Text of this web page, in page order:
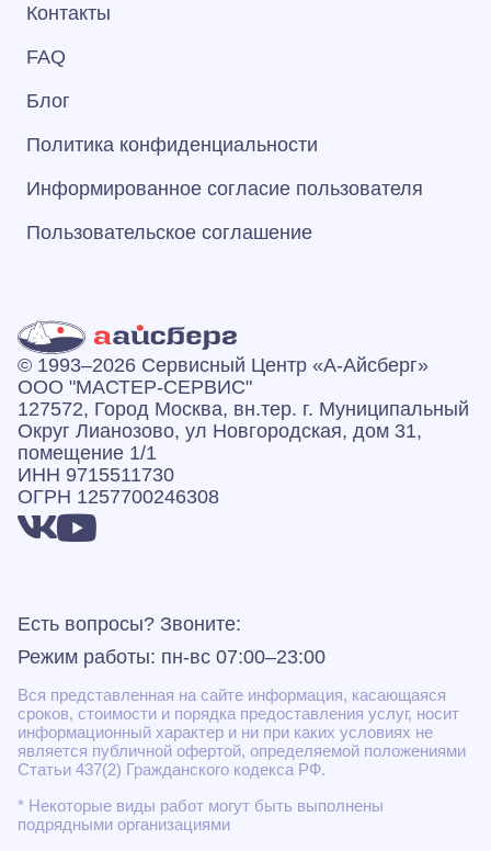
Контакты
FAQ
Блог
Политика конфиденциальности
Информированное согласие пользователя
Пользовательское соглашение
© 1993–2026 Сервисный Центр «А‑Айсберг»
ООО "МАСТЕР-СЕРВИС"
127572, Город Москва, вн.тер. г. Муниципальный
Округ Лианозово, ул Новгородская, дом 31,
помещение 1/1
ИНН 9715511730
ОГРН 1257700246308
Есть вопросы? Звоните:
Режим работы: пн-вс 07:00–23:00
Вся представленная на сайте информация, касающаяся
сроков, стоимости и порядка предоставления услуг, носит
информационный характер и ни при каких условиях не
является публичной офертой, определяемой положениями
Статьи 437(2) Гражданского кодекса РФ.
* Некоторые виды работ могут быть выполнены
подрядными организациями